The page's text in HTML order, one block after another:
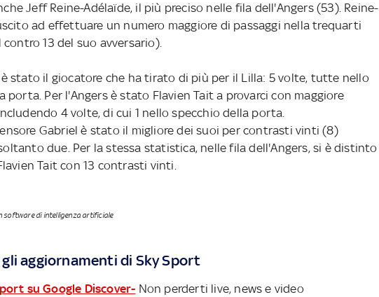
Jeff Reine-Adélaïde, il più preciso nelle fila dell'Angers (53). Reine-
ad effettuare un numero maggiore di passaggi nella trequarti
contro 13 del suo avversario).
è stato il giocatore che ha tirato di più per il Lilla: 5 volte, tutte nello
porta. Per l'Angers è stato Flavien Tait a provarci con maggiore
4 volte, di cui 1 nello specchio della porta.
Gabriel è stato il migliore dei suoi per contrasti vinti (8)
due. Per la stessa statistica, nelle fila dell'Angers, si è distinto
Tait con 13 contrasti vinti.
software di intelligenza artificiale
aggiornamenti di Sky Sport
su Google Discover- Non perderti live, news e video